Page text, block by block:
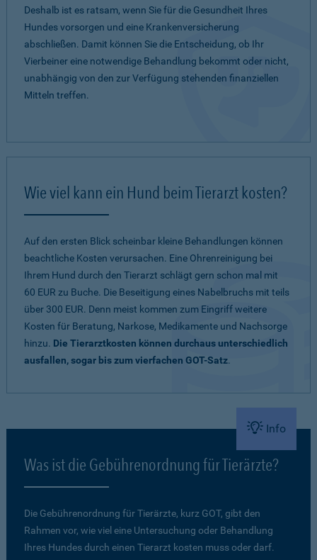
Deshalb ist es ratsam, wenn Sie für die Gesundheit Ihres
Hundes vorsorgen und eine Krankenversicherung
abschließen. Damit können Sie die Entscheidung, ob Ihr
Vierbeiner eine notwendige Behandlung bekommt oder nicht,
unabhängig von den zur Verfügung stehenden finanziellen
Mitteln treffen.
Wie viel kann ein Hund beim Tierarzt kosten?
Auf den ersten Blick scheinbar kleine Behandlungen können
beachtliche Kosten verursachen. Eine Ohrenreinigung bei
Ihrem Hund durch den Tierarzt schlägt gern schon mal mit
60 EUR zu Buche. Die Beseitigung eines Nabelbruchs mit teils
über 300 EUR. Denn meist kommen zum Eingriff weitere
Kosten für Beratung, Narkose, Medikamente und Nachsorge
hinzu. Die Tierarztkosten können durchaus unterschiedlich
ausfallen, sogar bis zum vierfachen GOT-Satz.
Info
Was ist die Gebührenordnung für Tierärzte?
Die Gebührenordnung für Tierärzte, kurz GOT, gibt den
Rahmen vor, wie viel eine Untersuchung oder Behandlung
Ihres Hundes durch einen Tierarzt kosten muss oder darf.